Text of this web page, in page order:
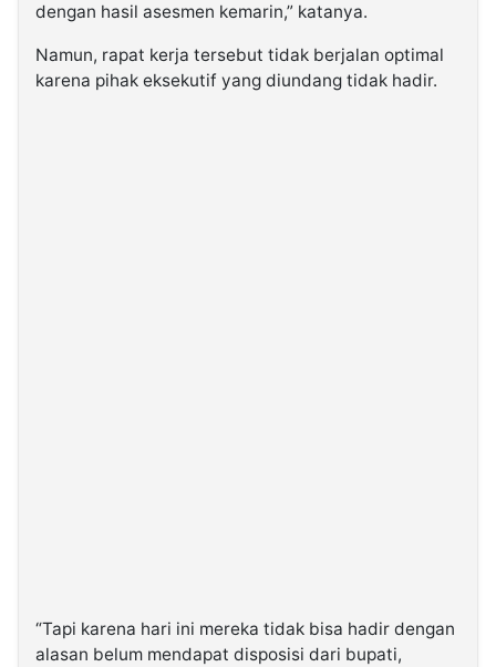
dengan hasil asesmen kemarin,” katanya.
Namun, rapat kerja tersebut tidak berjalan optimal
karena pihak eksekutif yang diundang tidak hadir.
“Tapi karena hari ini mereka tidak bisa hadir dengan
alasan belum mendapat disposisi dari bupati,